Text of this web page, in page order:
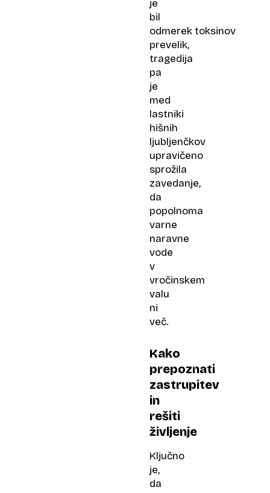
je
bil
odmerek toksinov
prevelik,
tragedija
pa
je
med
lastniki
hišnih
ljubljenčkov
upravičeno
sprožila
zavedanje,
da
popolnoma
varne
naravne
vode
v
vročinskem
valu
ni
več.
Kako
prepoznati
zastrupitev
in
rešiti
življenje
Ključno
je,
da